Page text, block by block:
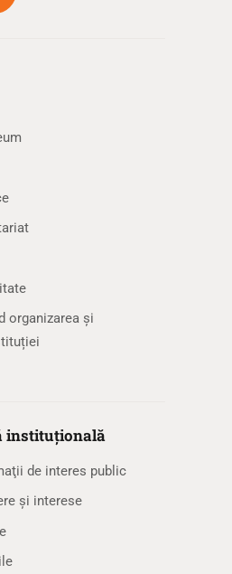
organizarea și
instituțională
de interes public
și interese